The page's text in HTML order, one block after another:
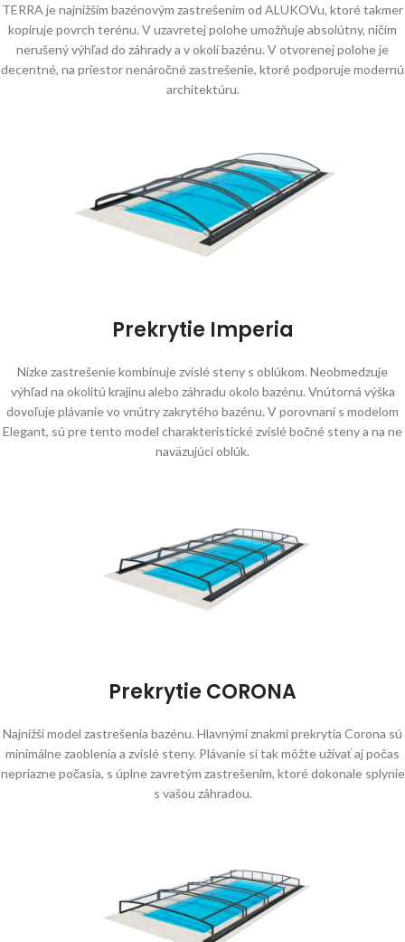
TERRA je najnižším bazénovým zastrešením od ALUKOVu, ktoré takmer
kopíruje povrch terénu. V uzavretej polohe umožňuje absolútny, ničím
nerušený výhľad do záhrady a v okolí bazénu. V otvorenej polohe je
decentné, na priestor nenáročné zastrešenie, ktoré podporuje modernú
architektúru.
Prekrytie Imperia
Nízke zastrešenie kombinuje zvislé steny s oblúkom. Neobmedzuje
výhľad na okolitú krajinu alebo záhradu okolo bazénu. Vnútorná výška
dovoľuje plávanie vo vnútry zakrytého bazénu. V porovnaní s modelom
Elegant, sú pre tento model charakteristické zvislé bočné steny a na ne
naväzujúci oblúk.
Prekrytie CORONA
Najnižší model zastrešenia bazénu. Hlavnými znakmi prekrytia Corona sú
minimálne zaoblenia a zvislé steny. Plávanie si tak môžte užívať aj počas
nepriazne počasia, s úplne zavretým zastrešením, ktoré dokonale splynie
s vašou záhradou.